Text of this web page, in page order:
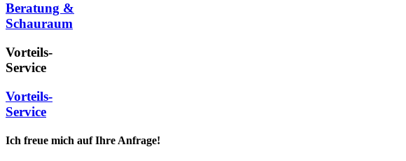
Beratung &
Schauraum
Vorteils-
Service
Vorteils-
Service
Ich freue mich auf Ihre Anfrage!